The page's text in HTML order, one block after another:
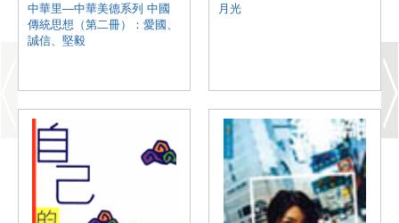
中華里—中華美德系列 中國
傳統思想（第二冊）：愛國、
誠信、堅毅
月光